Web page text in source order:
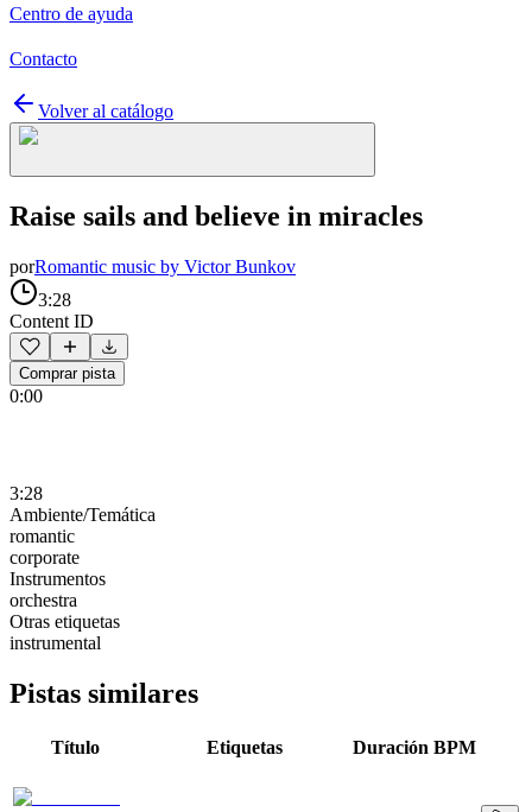
Centro de ayuda
Contacto
Volver al catálogo
Raise sails and believe in miracles
porRomantic music by Victor Bunkov
3:28
Content ID
Comprar pista
0:00
3:28
Ambiente/Temática
romantic
corporate
Instrumentos
orchestra
Otras etiquetas
instrumental
Pistas similares
Título Etiquetas Duración BPM